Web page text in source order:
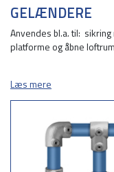
GELÆNDERE
Anvendes bl.a. til:
platforme og åbne loftrum
Læs mere